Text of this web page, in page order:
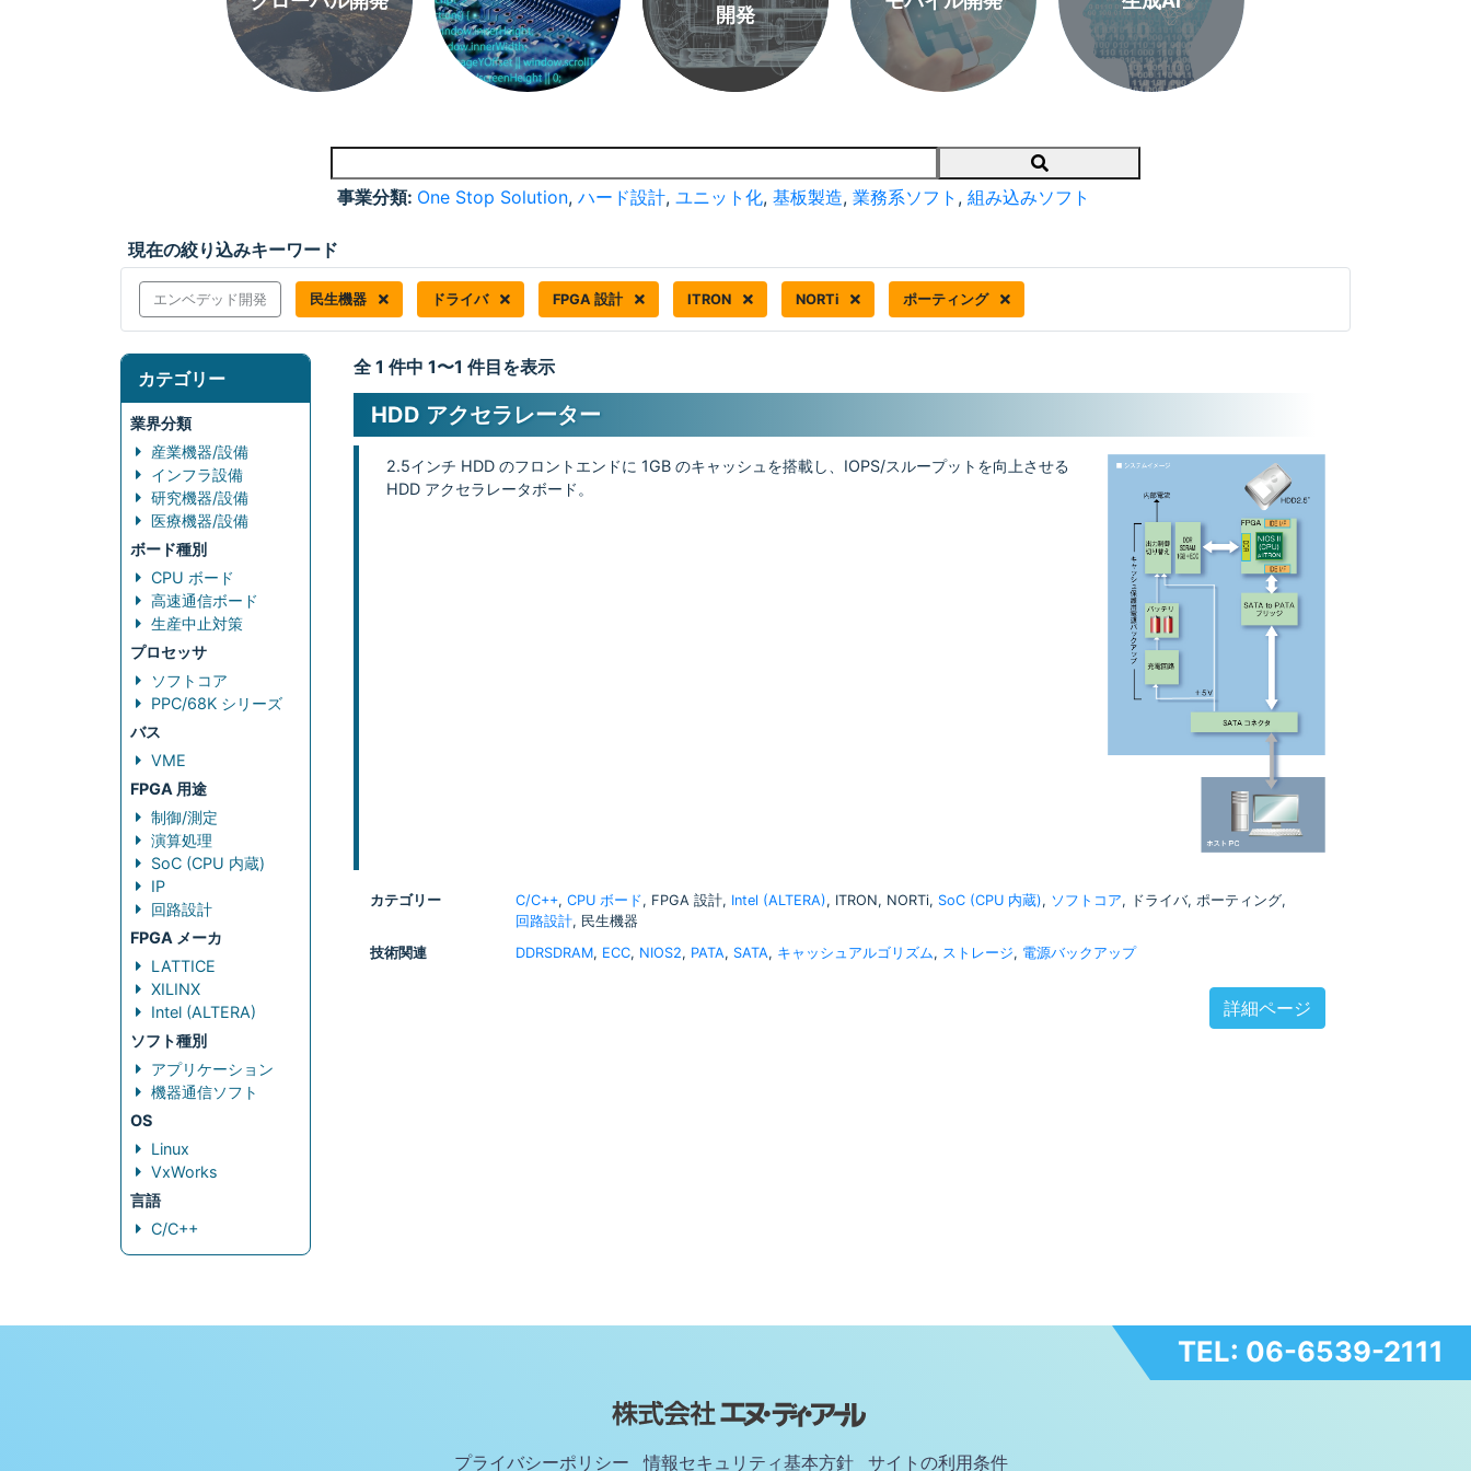
開発
Search
事業分類: One Stop Solution, ハード設計, ユニット化, 基板製造, 業務系ソフト , 組み込みソフト
現在の絞り込みキーワード
エンベデッド開発 民生機器 ドライバ FPGA 設計 ITRON NORTi ポーティング
カテゴリー
業界分類
産業機器/設備
インフラ設備
研究機器/設備
医療機器/設備
ボード種別
CPU ボード
高速通信ボード
生産中止対策
プロセッサ
ソフトコア
PPC/68K シリーズ
バス
VME
FPGA 用途
制御/測定
演算処理
SoC (CPU 内蔵)
IP
回路設計
FPGA メーカ
LATTICE
XILINX
Intel (ALTERA)
ソフト種別
アプリケーション
機器通信ソフト
OS
Linux
VxWorks
言語
C/C++
全 1 件中 1〜1 件目を表示
HDD アクセラレーター
2.5インチ HDD のフロントエンドに 1GB のキャッシュを搭載し、IOPS/スループットを向上させる
HDD アクセラレータボード。
カテゴリー C/C++, CPU ボード, FPGA 設計, Intel (ALTERA), ITRON, NORTi, SoC (CPU 内蔵), ソフトコア, ドライバ, ポーティング,
回路設計, 民生機器
技術関連
DDRSDRAM, ECC, NIOS2, PATA, SATA, キャッシュアルゴリズム, ストレージ, 電源バックアップ
詳細ページ
TEL: 06-6539-2111
プライバシーポリシー 情報セキュリティ基本方針 サイトの利用条件